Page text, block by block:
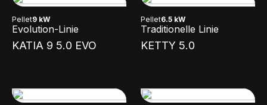
Pellet9 kW
Evolution-Linie
KATIA 9 5.0 EVO
Pellet6.5 kW
Traditionelle Linie
KETTY 5.0